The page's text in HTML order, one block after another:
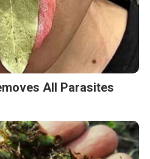
All Parasites